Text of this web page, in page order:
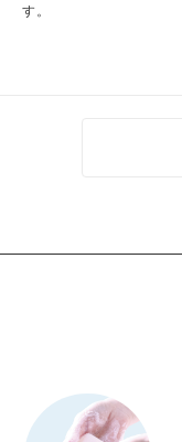
す。